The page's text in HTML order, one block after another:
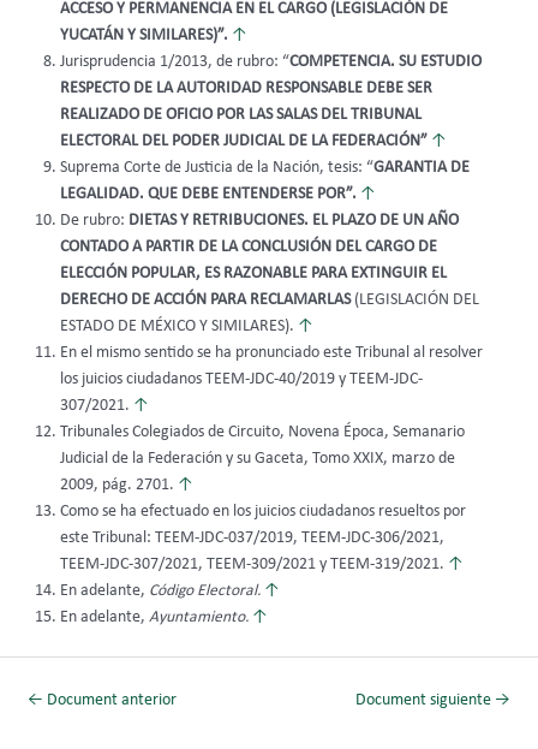
ACCESO Y PERMANENCIA EN EL CARGO (LEGISLACIÓN DE
YUCATÁN Y SIMILARES)”. ↑
Jurisprudencia 1/2013, de rubro: “COMPETENCIA. SU ESTUDIO
RESPECTO DE LA AUTORIDAD RESPONSABLE DEBE SER
REALIZADO DE OFICIO POR LAS SALAS DEL TRIBUNAL
ELECTORAL DEL PODER JUDICIAL DE LA FEDERACIÓN” ↑
Suprema Corte de Justicia de la Nación, tesis: “GARANTIA DE
LEGALIDAD. QUE DEBE ENTENDERSE POR”. ↑
De rubro: DIETAS Y RETRIBUCIONES. EL PLAZO DE UN AÑO
CONTADO A PARTIR DE LA CONCLUSIÓN DEL CARGO DE
ELECCIÓN POPULAR, ES RAZONABLE PARA EXTINGUIR EL
DERECHO DE ACCIÓN PARA RECLAMARLAS(LEGISLACIÓN DEL
ESTADO DE MÉXICO Y SIMILARES). ↑
En el mismo sentido se ha pronunciado este Tribunal al resolver
los juicios ciudadanos TEEM-JDC-40/2019 y TEEM-JDC-
307/2021. ↑
Tribunales Colegiados de Circuito, Novena Época, Semanario
Judicial de la Federación y su Gaceta, Tomo XXIX, marzo de
2009, pág. 2701. ↑
Como se ha efectuado en los juicios ciudadanos resueltos por
este Tribunal: TEEM-JDC-037/2019, TEEM-JDC-306/2021,
TEEM-JDC-307/2021, TEEM-309/2021 y TEEM-319/2021. ↑
En adelante, Código Electoral. ↑
En adelante, Ayuntamiento. ↑
← Document anterior Document siguiente →